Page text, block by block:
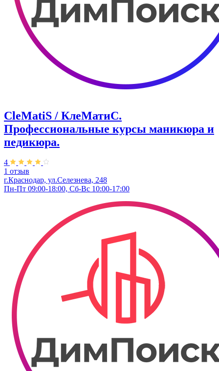
CleMatiS / КлеМатиС.
Профессиональные курсы маникюра и
педикюра.
4
1 отзыв
г.Краснодар, ул.Селезнева, 248
Пн-Пт 09:00-18:00, Сб-Вс 10:00-17:00